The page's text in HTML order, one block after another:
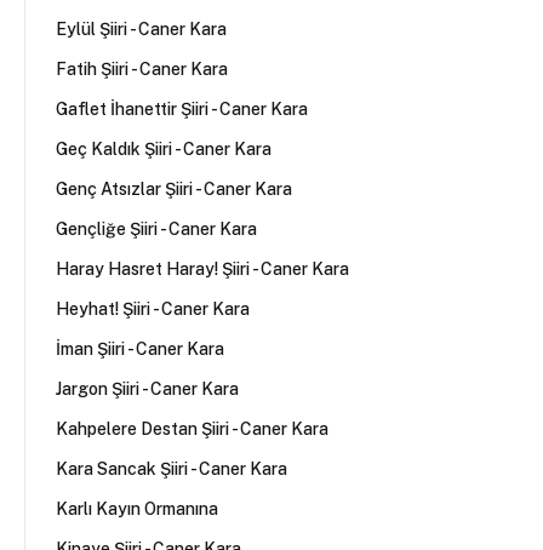
Eylül Şiiri - Caner Kara
Fatih Şiiri - Caner Kara
Gaflet İhanettir Şiiri - Caner Kara
Geç Kaldık Şiiri - Caner Kara
Genç Atsızlar Şiiri - Caner Kara
Gençliğe Şiiri - Caner Kara
Haray Hasret Haray! Şiiri - Caner Kara
Heyhat! Şiiri - Caner Kara
İman Şiiri - Caner Kara
Jargon Şiiri - Caner Kara
Kahpelere Destan Şiiri - Caner Kara
Kara Sancak Şiiri - Caner Kara
Karlı Kayın Ormanına